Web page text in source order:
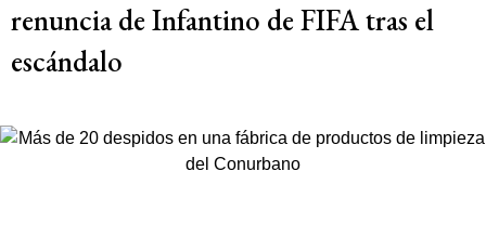
renuncia de Infantino de FIFA tras el
escándalo